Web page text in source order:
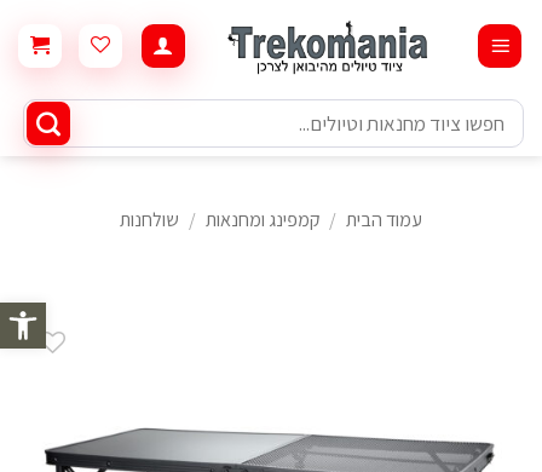
פתח
content
חיפוש
עבור:
עמוד הבית / קמפינג ומחנאות / שולחנות